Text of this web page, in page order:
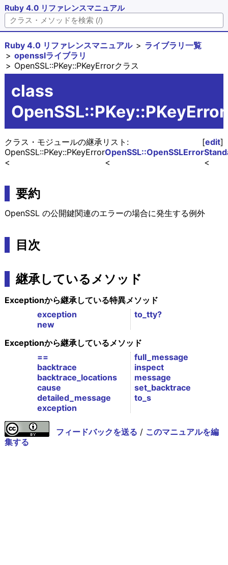
Ruby 4.0 リファレンスマニュアル
Ruby 4.0 リファレンスマニュアル
ライブラリ一覧
opensslライブラリ
OpenSSL::PKey::PKeyErrorクラス
class
OpenSSL::PKey::PKeyError
[edit]
クラス・モジュールの継承リスト:
OpenSSL::OpenSSLError
OpenSSL::PKey::PKeyError
要約
OpenSSL の公開鍵関連のエラーの場合に発生する例外
目次
継承しているメソッド
Exceptionから継承している特異メソッド
exception
new
to_tty?
Exceptionから継承しているメソッド
==
backtrace
backtrace_locations
cause
detailed_message
exception
full_message
inspect
message
set_backtrace
to_s
フィードバックを送る / このマニュアルを編
集する